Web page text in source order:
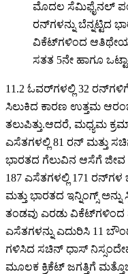
ಮೊದಲ ಸೆಮಿಫೈನಲ್
ರನ್‌ಗಳನ್ನು ಬೆನ್ನಟ್ಟಿದ
ವಿಕೆಟ್‌ಗಳಿಂದ ಆತಿಥೇಯ
ಸತತ 5ನೇ ಹಾಗೂ
11.2 ಓವರ್‌ಗಳಲ್ಲಿ 32
ಸಿಲುಕಿದ ಕಾರಣ ಉತ್ತಮ
ತಲುಪಿತ್ತು.ಆದರೆ, ಮಧ್ಯಮ
ಎಸೆತಗಳಲ್ಲಿ 81 ರನ್ ಮತ್ತು
ಭಾರತದ ಗೆಲುವಿನ ಆಸೆಗೆ
187 ಎಸೆತಗಳಲ್ಲಿ 171
ಮತ್ತು ಭಾರತದ ಇನ್ನಿಂಗ್ಸ್
ತಂಡವು ಎರಡು ವಿಕೆಟ್‌ಗಳಿಂದ
ಎಸೆತಗಳನ್ನು ಎದುರಿಸಿ 11
ಗಳಿಸಿದ ಸಚಿನ್ ಧಾಸ್
ಮೂಲಕ ಕ್ರಿಕೆಟ್ ಜಗತ್ತಿಗೆ